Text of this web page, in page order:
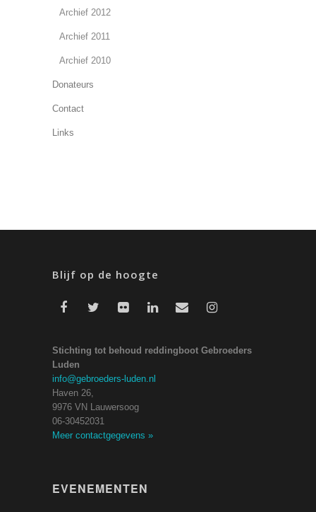
Archief 2012
Archief 2011
Archief 2010
Donateurs
Contact
Links
Blijf op de hoogte
Stichting tot behoud reddingboot Gebroeders
Luden
info@gebroeders-luden.nl
Haven 26,
9976 VN Lauwersoog
06-30452031
Meer contactgegevens »
EVENEMENTEN